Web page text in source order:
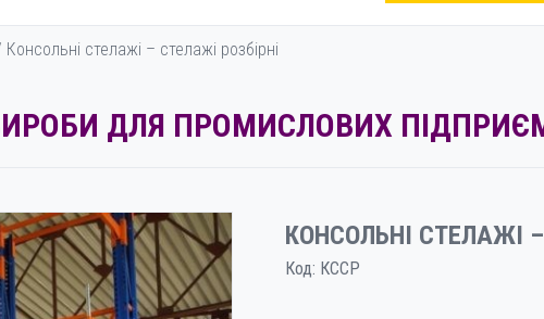
Консольні стелажі – cтелажі розбірні
ДЛЯ ПРОМИСЛОВИХ
КОНСОЛЬНІ СТЕЛАЖІ
Код: КССР